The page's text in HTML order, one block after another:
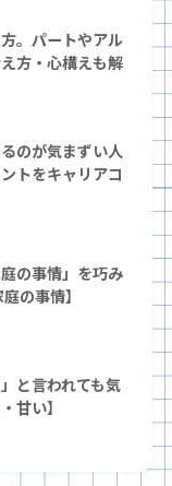
。パートやアル
方・心構えも解
のが気まずい人
トをキャリアコ
の事情」を巧み
の事情】
と言われても気
甘い】